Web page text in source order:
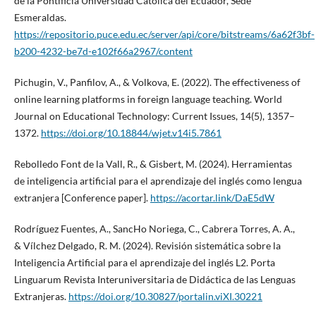
Esmeraldas.
https://repositorio.puce.edu.ec/server/api/core/bitstreams/6a62f3bf-
b200-4232-be7d-e102f66a2967/content
Pichugin, V., Panfilov, A., & Volkova, E. (2022). The effectiveness of
online learning platforms in foreign language teaching. World
Journal on Educational Technology: Current Issues, 14(5), 1357–
1372. https://doi.org/10.18844/wjet.v14i5.7861
Rebolledo Font de la Vall, R., & Gisbert, M. (2024). Herramientas
de inteligencia artificial para el aprendizaje del inglés como lengua
extranjera [Conference paper]. https://acortar.link/DaE5dW
Rodríguez Fuentes, A., SancHo Noriega, C., Cabrera Torres, A. A.,
& Vílchez Delgado, R. M. (2024). Revisión sistemática sobre la
Inteligencia Artificial para el aprendizaje del inglés L2. Porta
Linguarum Revista Interuniversitaria de Didáctica de las Lenguas
Extranjeras. https://doi.org/10.30827/portalin.viXI.30221